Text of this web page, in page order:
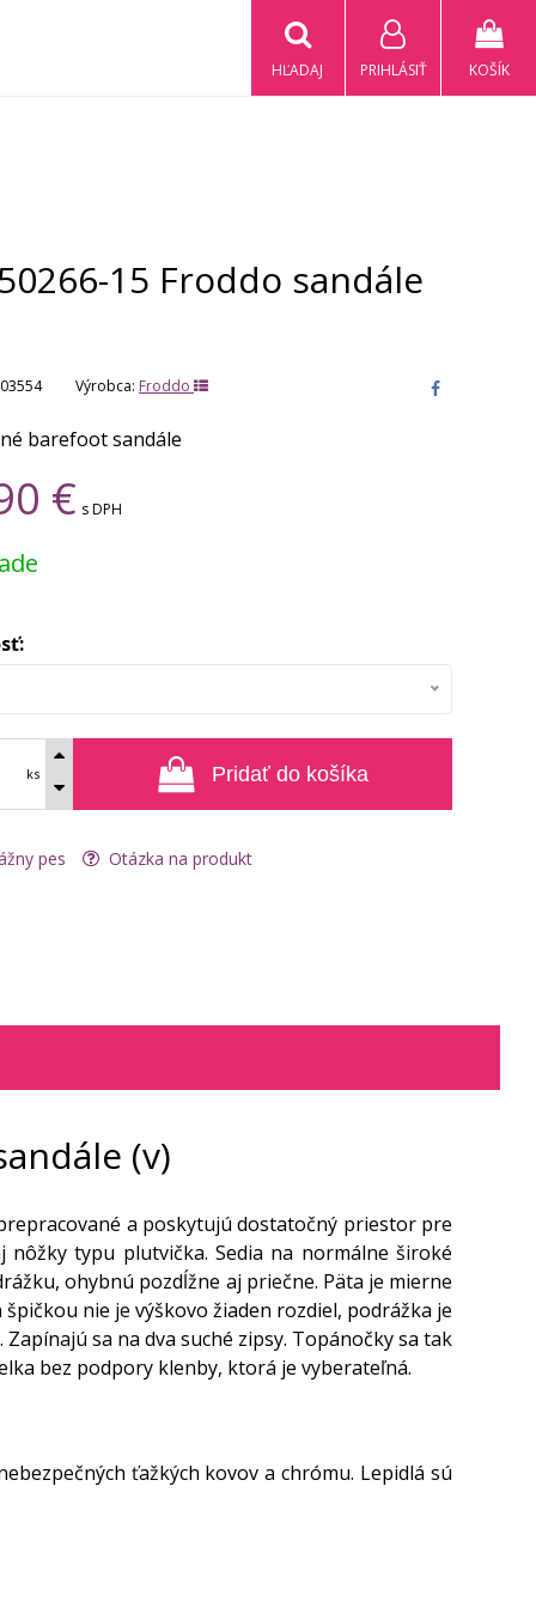
KOŠÍK
PRIHLÁSIŤ
HĽADAJ
15 Froddo sandále
03554 Výrobca: Froddo
barefoot sandále
€ s DPH
ks Pridať do košíka
pes Otázka na produkt
(v)
a poskytujú dostatočný priestor pre
typu plutvička. Sedia na normálne široké
ohybnú pozdĺžne aj priečne. Päta je mierne
nie je výškovo žiaden rozdiel, podrážka je
sa na dva suché zipsy. Topánočky sa tak
bez podpory klenby, ktorá je vyberateľná.
ťažkých kovov a chrómu. Lepidlá sú